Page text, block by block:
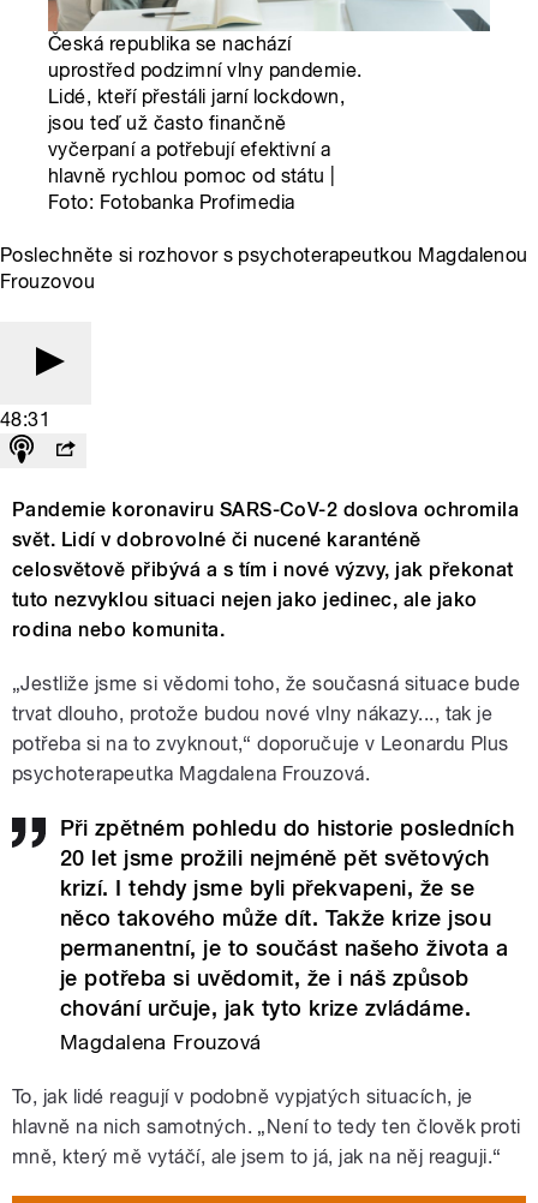
Česká republika se nachází
uprostřed podzimní vlny pandemie.
Lidé, kteří přestáli jarní lockdown,
jsou teď už často finančně
vyčerpaní a potřebují efektivní a
hlavně rychlou pomoc od státu |
Foto: Fotobanka Profimedia
Poslechněte si rozhovor s psychoterapeutkou Magdalenou
Frouzovou
48:31
Pandemie koronaviru SARS-CoV-2 doslova ochromila
svět. Lidí v dobrovolné či nucené karanténě
celosvětově přibývá a s tím i nové výzvy, jak překonat
tuto nezvyklou situaci nejen jako jedinec, ale jako
rodina nebo komunita.
„Jestliže jsme si vědomi toho, že současná situace bude
trvat dlouho, protože budou nové vlny nákazy..., tak je
potřeba si na to zvyknout,“ doporučuje v Leonardu Plus
psychoterapeutka Magdalena Frouzová.
Při zpětném pohledu do historie posledních
20 let jsme prožili nejméně pět světových
krizí. I tehdy jsme byli překvapeni, že se
něco takového může dít. Takže krize jsou
permanentní, je to součást našeho života a
je potřeba si uvědomit, že i náš způsob
chování určuje, jak tyto krize zvládáme.
Magdalena Frouzová
To, jak lidé reagují v podobně vypjatých situacích, je
hlavně na nich samotných. „Není to tedy ten člověk proti
mně, který mě vytáčí, ale jsem to já, jak na něj reaguji.“